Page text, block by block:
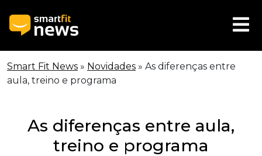
Smart Fit News » Novidades » As diferenças entre
aula, treino e programa
As diferenças entre aula,
treino e programa